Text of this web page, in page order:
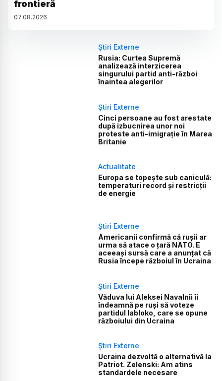
frontieră
07.08.2026
Știri Externe
Rusia: Curtea Supremă
analizează interzicerea
singurului partid anti-război
înaintea alegerilor
Știri Externe
Cinci persoane au fost arestate
după izbucnirea unor noi
proteste anti-imigrație în Marea
Britanie
Actualitate
Europa se topește sub caniculă:
temperaturi record și restricții
de energie
Știri Externe
Americanii confirmă că rușii ar
urma să atace o țară NATO. E
aceeași sursă care a anunțat că
Rusia începe războiul în Ucraina
Știri Externe
Văduva lui Aleksei Navalnîi îi
îndeamnă pe ruși să voteze
partidul Iabloko, care se opune
războiului din Ucraina
Știri Externe
Ucraina dezvoltă o alternativă la
Patriot. Zelenski: Am atins
standardele necesare